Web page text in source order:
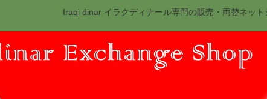
Iraqi dinar イラクディナール専門の販売・両替ネット